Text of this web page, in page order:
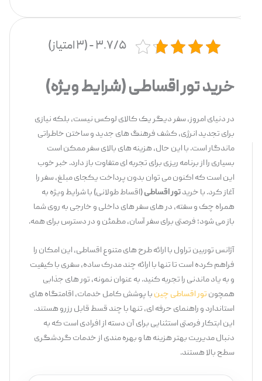
۳.۷/۵ - (۳ امتیاز)
خرید تور اقساطی (شرایط ویژه)
در دنیای امروز، سفر دیگر یک کالای لوکس نیست، بلکه نیازی
برای تجدید انرژی، کشف فرهنگ‌ های جدید و ساختن خاطراتی
ماندگار است. با این حال، هزینه‌ های بالای سفر ممکن است
بسیاری را از برنامه ‌ریزی برای تجربه ‌ای متفاوت باز دارد. خبر خوب
این است که اکنون می ‌توان بدون پرداخت یکجای مبلغ، سفر را
آغاز کرد. با خریدتور اقساطی(اقساط طولانی) با شرایط ویژه به
همراه چک و سفته، در های سفر های داخلی و خارجی به روی شما
باز می ‌شود؛ فرصتی برای سفر آسان، مطمئن و در دسترس برای همه.
آژانس توربین تراول با ارائه طرح‌ های متنوع اقساطی، این امکان را
فراهم کرده است تا تنها با ارائه چند مدرک ساده، سفری با کیفیت
و به ‌یاد ماندنی را تجربه کنید. به‌ عنوان نمونه، تور های جذابی
همچونتور اقساطی چینبا پوشش کامل خدمات، اقامتگاه‌ های
استاندارد و راهنمای حرفه ‌ای، تنها با چند قسط قابل رزرو هستند.
این ابتکار فرصتی استثنایی برای آن دسته از افرادی است که به
دنبال مدیریت بهتر هزینه‌ ها و بهره‌ مندی از خدمات گردشگری
سطح بالا هستند.